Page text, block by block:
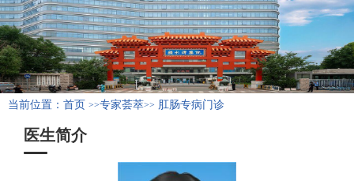
当前位置： 首页 >>专家荟萃>> 肛肠专病门诊
医生简介